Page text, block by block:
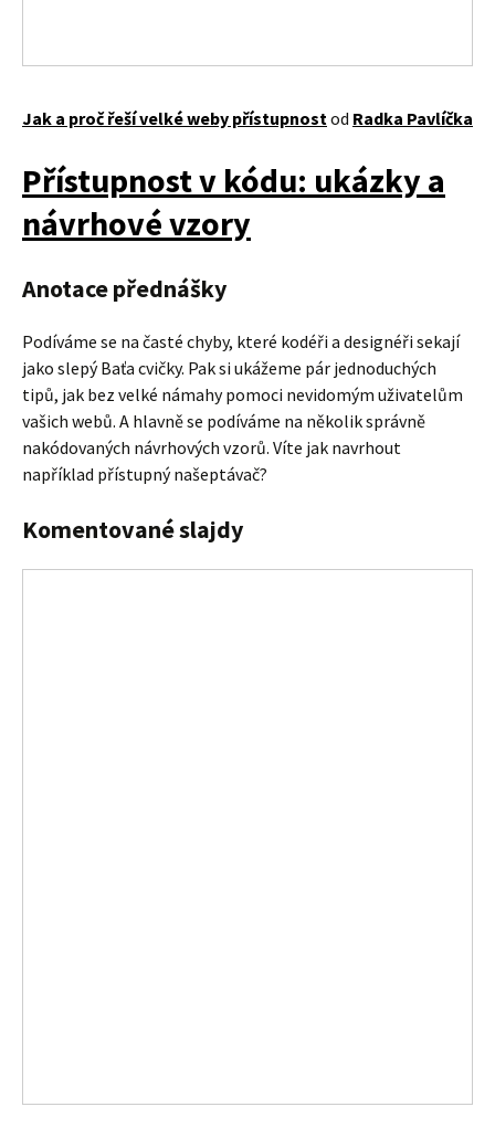
Jak a proč řeší velké weby přístupnost od Radka Pavlíčka
Přístupnost v kódu: ukázky a
návrhové vzory
Anotace přednášky
Podíváme se na časté chyby, které kodéři a designéři sekají
jako slepý Baťa cvičky. Pak si ukážeme pár jednoduchých
tipů, jak bez velké námahy pomoci nevidomým uživatelům
vašich webů. A hlavně se podíváme na několik správně
nakódovaných návrhových vzorů. Víte jak navrhout
například přístupný našeptávač?
Komentované slajdy